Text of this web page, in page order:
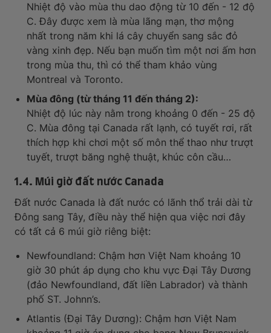
Nhiệt độ vào mùa thu dao động từ 10 đến - 12 độ
C. Đây được xem là mùa lãng mạn, thơ mộng
nhất trong năm khi lá cây chuyển sang sắc đỏ
vàng xinh đẹp. Nếu bạn muốn tìm một nơi ấm hơn
trong mùa thu, thì có thể tham khảo vùng
Montreal và Toronto.
Mùa đông (từ tháng 11 đến tháng 2):
Nhiệt độ lúc này nằm trong khoảng 0 đến - 25 độ
C. Mùa đông tại Canada rất lạnh, có tuyết rơi, rất
thích hợp khi chơi một số môn thể thao như trượt
tuyết, trượt băng nghệ thuật, khúc côn cầu…
1.4. Múi giờ đất nước Canada
Đất nước Canada là đất nước có lãnh thổ trải dài từ
Đông sang Tây, điều này thể hiện qua việc nơi đây
có tất cả 6 múi giờ riêng biệt:
Newfoundland: Chậm hơn Việt Nam khoảng 10
giờ 30 phút áp dụng cho khu vực Đại Tây Dương
(đảo Newfoundland, đất liền Labrador) và thành
phố ST. Johnn’s.
Atlantis (Đại Tây Dương): Chậm hơn Việt Nam